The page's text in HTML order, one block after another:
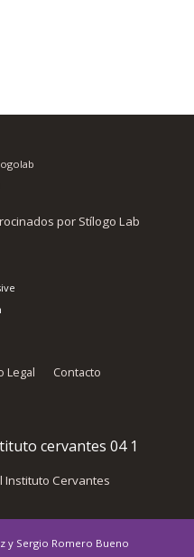
por Stílogo Lab
Legal Contacto
Instituto Cervantes
y Sergio Romero Bueno